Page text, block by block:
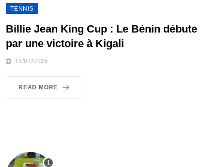
TENNIS
Billie Jean King Cup : Le Bénin débute
par une victoire à Kigali
15/07/2025
READ MORE